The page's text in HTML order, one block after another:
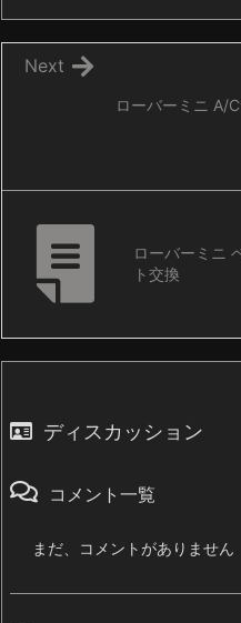
ローバーミニ A/
Next
ローバーミニ
ト交換
ディスカッション
コメント一覧
まだ、コメントがありません